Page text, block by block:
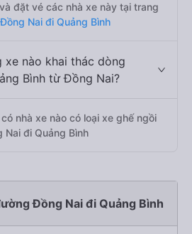
đặt vé các nhà xe này tại trang
Nai đi Quảng Bình
xe nào khai thác dòng
Bình từ Đồng Nai?
nhà xe nào có loại xe ghế ngồi
đi Quảng Bình
Đồng Nai đi Quảng Bình